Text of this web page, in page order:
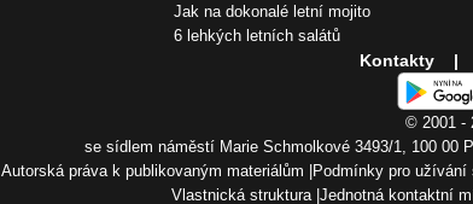
Jak na dokonalé letní mojito
6 lehkých letních salátů
Kontakty
© 2001 -
se sídlem náměstí Marie Schmolkové 3493/1, 100 00
Autorská práva k publikovaným materiálům Podmínky pro užívání
Vlastnická struktura Jednotná kontaktní